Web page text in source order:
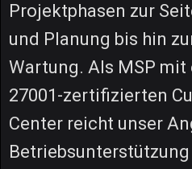
Projektphasen zur
und Planung bis hin
Wartung. Als MSP mit
27001-zertifizierten
Center reicht unser